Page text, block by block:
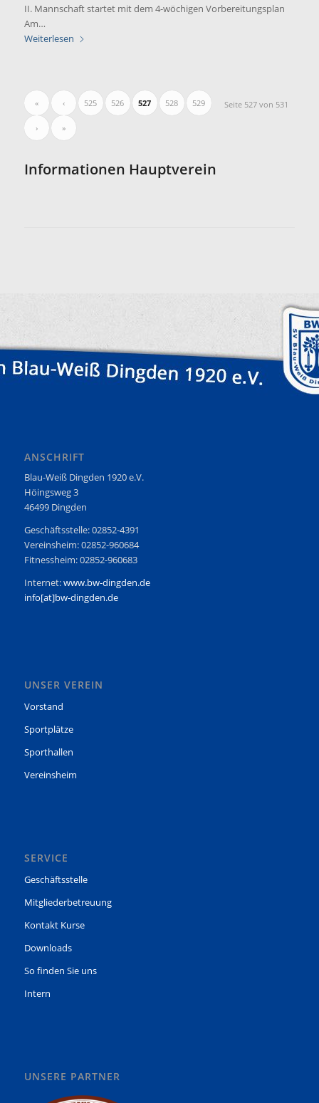
II. Mannschaft startet mit dem 4-wöchigen Vorbereitungsplan
Am…
Weiterlesen
Seite 527 von 531
« ‹ 525 526 527 528 529
› »
Informationen Hauptverein
ANSCHRIFT
Blau-Weiß Dingden 1920 e.V.
Höingsweg 3
46499 Dingden
Geschäftsstelle: 02852-4391
Vereinsheim: 02852-960684
Fitnessheim: 02852-960683
Internet:www.bw-dingden.de
info[at]bw-dingden.de
UNSER VEREIN
Vorstand
Sportplätze
Sporthallen
Vereinsheim
SERVICE
Geschäftsstelle
Mitgliederbetreuung
Kontakt Kurse
Downloads
So finden Sie uns
Intern
UNSERE PARTNER